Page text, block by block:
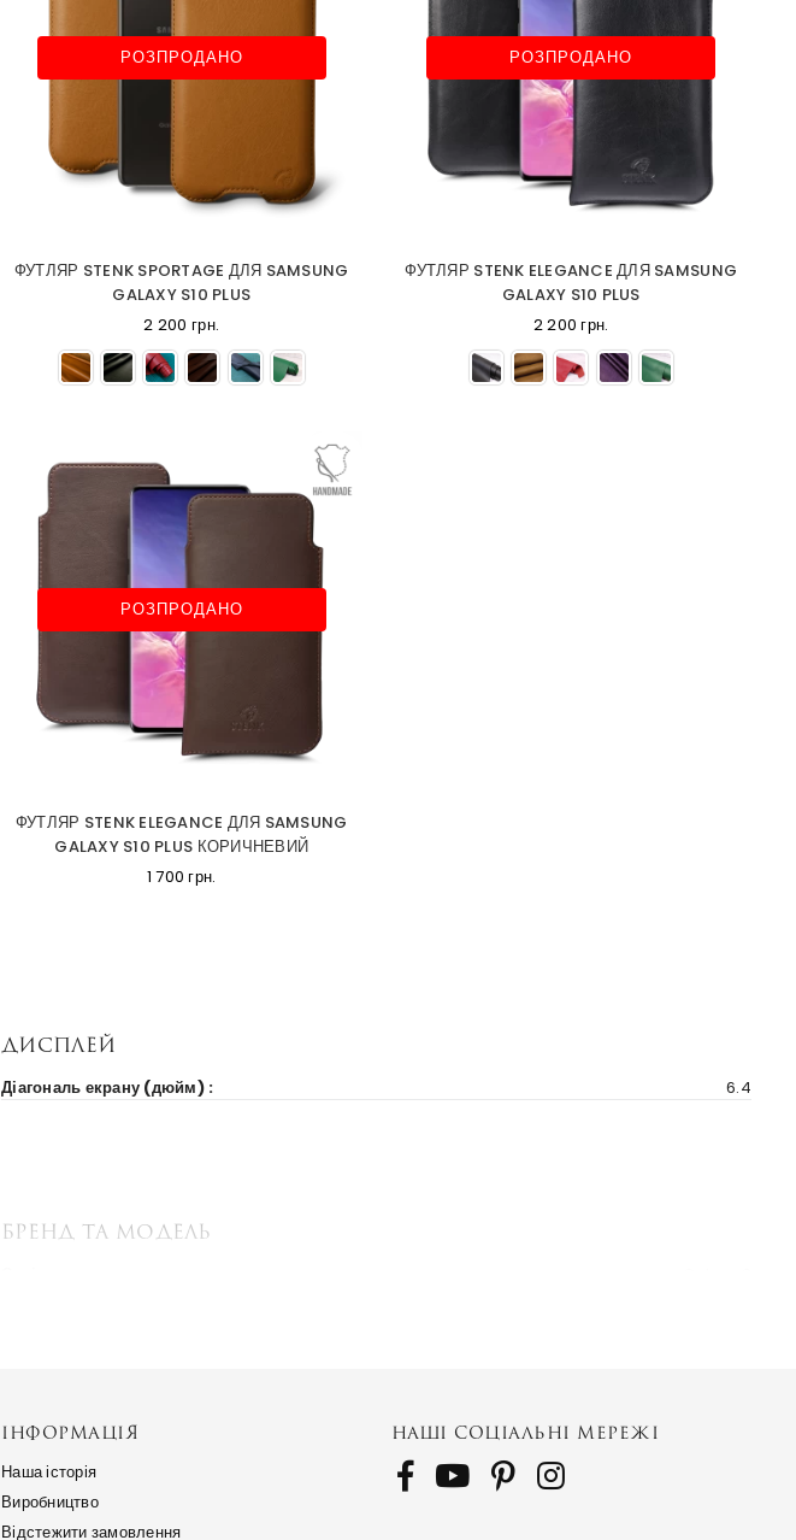
РОЗПРОДАНО
ФУТЛЯР STENK SPORTAGE ДЛЯ SAMSUNG
GALAXY S10 PLUS
2 200 грн.
РОЗПРОДАНО
ФУТЛЯР STENK ELEGANCE ДЛЯ SAMSUNG
GALAXY S10 PLUS
2 200 грн.
РОЗПРОДАНО
ФУТЛЯР STENK ELEGANCE ДЛЯ SAMSUNG
GALAXY S10 PLUS КОРИЧНЕВИЙ
1 700 грн.
Дисплей
Діагональ екрану (дюйм) : 6.4
Бренд та модель
ІНФОРМАЦІЯ
Наша історія
Виробництво
Відстежити замовлення
НАШІ СОЦІАЛЬНІ МЕРЕЖІ